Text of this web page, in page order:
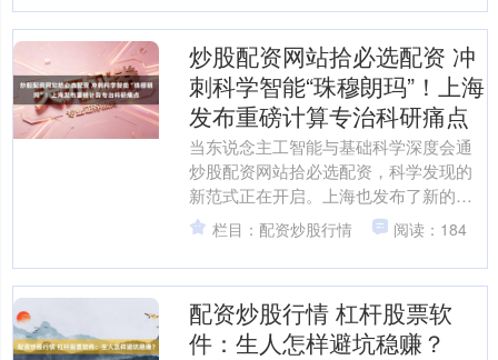
炒股配资网站拾必选配资 冲
刺科学智能“珠穆朗玛”！上海
发布重磅计算专治科研痛点
当东说念主工智能与基础科学深度会通
炒股配资网站拾必选配资，科学发现的
新范式正在开启。上海也发布了新的计
算和专项基金，打造科学智能创新核
心。 在近日举行的第二届浦....
栏目：配资炒股行情 阅读：184
配资炒股行情 杠杆股票软
件：生人怎样避坑稳赚？